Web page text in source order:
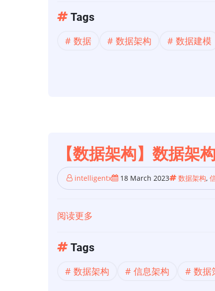
【数
架
构？
数
据
图
Tags
数据 数据架构 数据建模
【数据架构】数据架
intelligentx 18 March 2023 数据架构,
阅读更多
【数
架
Tags
数据架构 信息架构 数据